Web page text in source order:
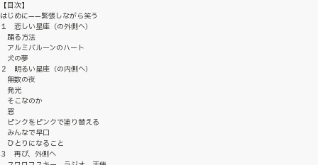
【目次】
はじめに——緊張しながら笑う
１ 悲しい星座（の外側へ）
踊る方法
アルミバルーンのハート
犬の夢
２ 明るい星座（の内側へ）
無数の夜
発光
そこなのか
窓
ピンクをピンクで塗り替える
みんなで早口
ひとりになること
３ 再び、外側へ